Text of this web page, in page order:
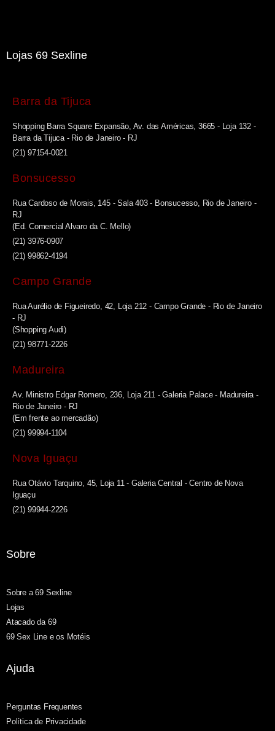
Lojas 69 Sexline
Barra da Tijuca
Shopping Barra Square Expansão, Av. das Américas, 3665 - Loja 132 -
Barra da Tijuca - Rio de Janeiro - RJ
(21) 97154-0021
Bonsucesso
Rua Cardoso de Morais, 145 - Sala 403 - Bonsucesso, Rio de Janeiro -
RJ
(Ed. Comercial Alvaro da C. Mello)
(21) 3976-0907
(21) 99862-4194
Campo Grande
Rua Aurélio de Figueiredo, 42, Loja 212 - Campo Grande - Rio de Janeiro
- RJ
(Shopping Audi)
(21) 98771-2226
Madureira
Av. Ministro Edgar Romero, 236, Loja 211 - Galeria Palace - Madureira -
Rio de Janeiro - RJ
(Em frente ao mercadão)
(21) 99994-1104
Nova Iguaçu
Rua Otávio Tarquino, 45, Loja 11 - Galeria Central - Centro de Nova
Iguaçu
(21) 99944-2226
Sobre
Sobre a 69 Sexline
Lojas
Atacado da 69
69 Sex Line e os Motéis
Ajuda
Perguntas Frequentes
Política de Privacidade